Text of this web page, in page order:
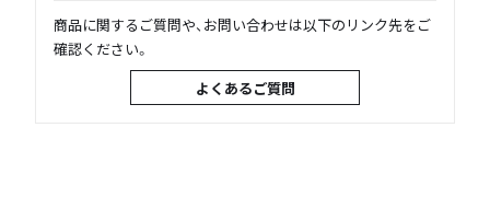
商品に関するご質問や、お問い合わせは以下のリンク先をご
確認ください。
よくあるご質問